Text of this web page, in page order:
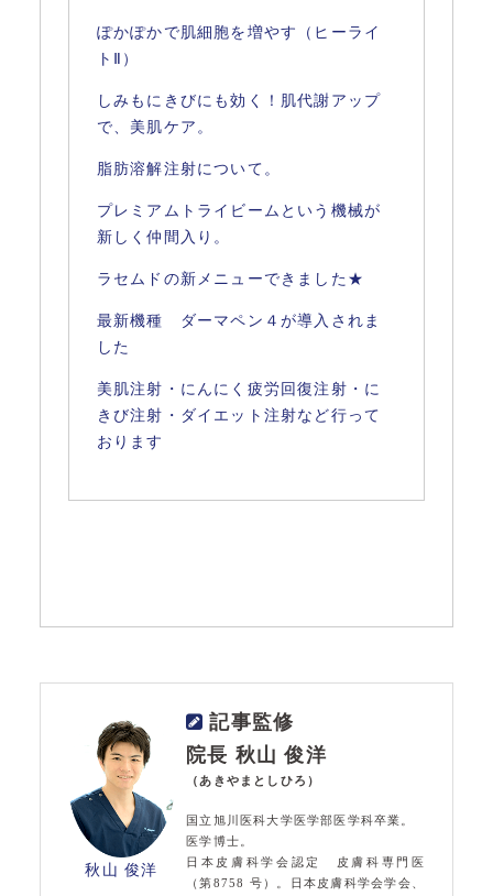
ぽかぽかで肌細胞を増やす（ヒーライ
トⅡ）
しみもにきびにも効く！肌代謝アップ
で、美肌ケア。
脂肪溶解注射について。
プレミアムトライビームという機械が
新しく仲間入り。
ラセムドの新メニューできました★
最新機種 ダーマペン４が導入されま
した
美肌注射・にんにく疲労回復注射・に
きび注射・ ダイエット注射など行って
おります
秋山 俊洋
記事監修
院長 秋山 俊洋
（あきやまとしひろ）
国立旭川医科大学医学部医学科卒業。
医学博士。
日本皮膚科学会認定 皮膚科専門医
（第8758 号）。日本皮膚科学会学会、